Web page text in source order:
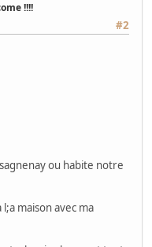
!!!!
#2
ou habite notre
maison avec ma